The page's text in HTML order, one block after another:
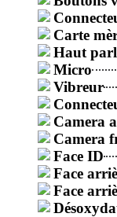
Carte
Haut
Micro
Vibreur
Camera
Camera
Face ID
Face
Face